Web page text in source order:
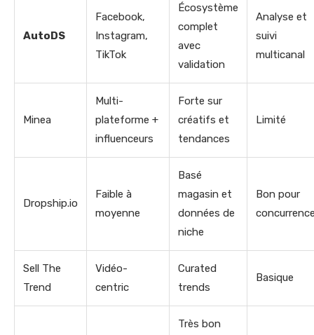
AutoDS
Facebook,
Instagram,
TikTok
Écosystème
complet
avec
validation
Analyse et
suivi
multicanal
Minea
Multi-
plateforme +
influenceurs
Forte sur
créatifs et
tendances
Limité
Dropship.io
Faible à
moyenne
Basé
magasin et
données de
niche
Bon pour
Sell The
Trend
Vidéo-
centric
Curated
trends
Basique
Très bon